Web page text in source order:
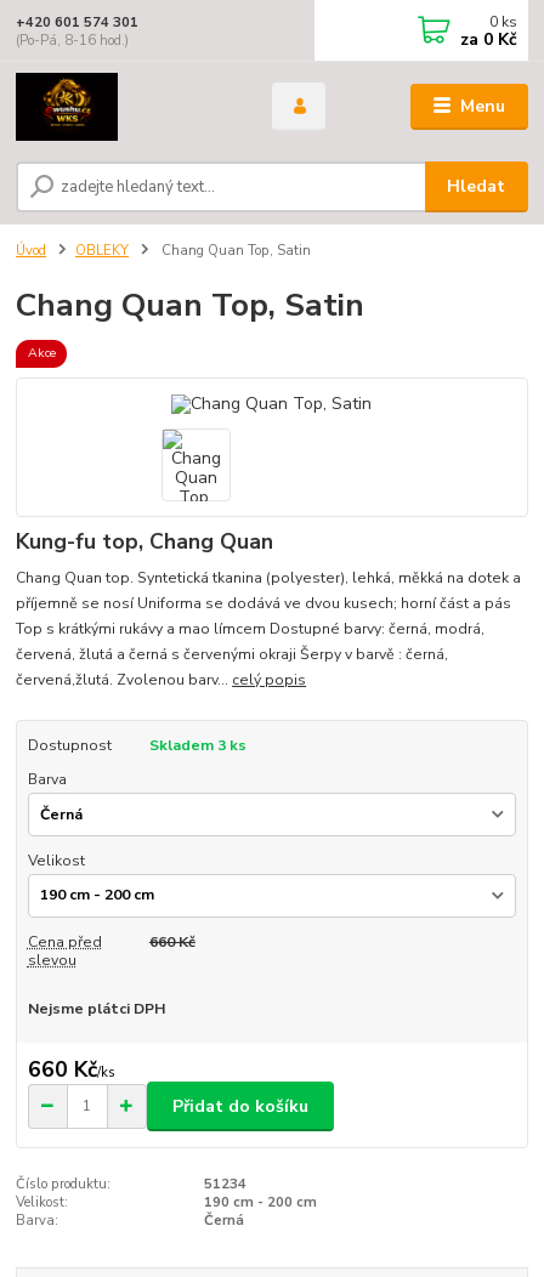
Menu
Hledat
+420 601 574 301
(Po-Pá, 8-16 hod.)
0 ks
za 0 Kč
Úvod OBLEKY Chang Quan Top, Satin
Chang Quan Top, Satin
Akce
Kung-fu top, Chang Quan
Chang Quan top. Syntetická tkanina (polyester), lehká, měkká na dotek a
příjemně se nosí Uniforma se dodává ve dvou kusech; horní část a pás
Top s krátkými rukávy a mao límcem Dostupné barvy: černá, modrá,
červená, žlutá a černá s červenými okraji Šerpy v barvě : černá,
červená,žlutá. Zvolenou barv... celý popis
Dostupnost
Skladem 3 ks
Barva
Velikost
Cena před
slevou
660 Kč
Nejsme plátci DPH
660 Kč/ks
Přidat do košíku
Číslo produktu:
51234
Velikost:
190 cm - 200 cm
Barva:
Černá